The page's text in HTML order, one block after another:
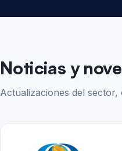
Noticias y
Actualizaciones del